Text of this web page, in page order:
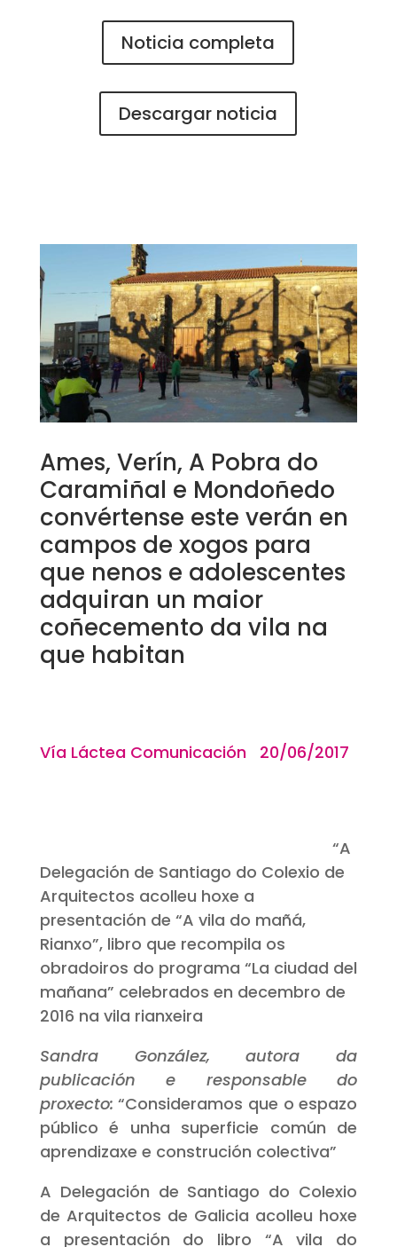
Noticia completa
Descargar noticia
Ames, Verín, A Pobra do
Caramiñal e Mondoñedo
convértense este verán en
campos de xogos para
que nenos e adolescentes
adquiran un maior
coñecemento da vila na
que habitan
Vía Láctea Comunicación 20/06/2017
“A
Delegación de Santiago do Colexio de
Arquitectos acolleu hoxe a
presentación de “A vila do mañá,
Rianxo”, libro que recompila os
obradoiros do programa “La ciudad del
mañana” celebrados en decembro de
2016 na vila rianxeira
Sandra González, autora da
publicación e responsable do
proxecto: “Consideramos que o espazo
público é unha superficie común de
aprendizaxe e construción colectiva”
A Delegación de Santiago do Colexio
de Arquitectos de Galicia acolleu hoxe
a presentación do libro “A vila do